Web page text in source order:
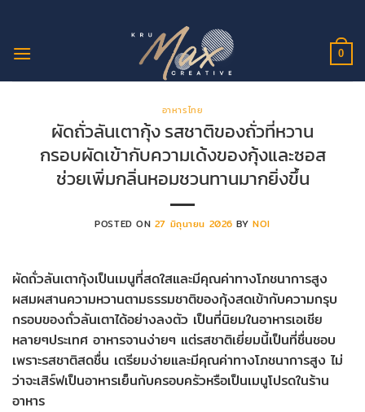
ยัง
0
อาหารไทย
ผัดถั่วลันเตากุ้ง รสชาติของถั่วที่หวาน
กรอบผัดเข้ากับความเด้งของกุ้งและซอส
ช่วยเพิ่มกลิ่นหอมชวนทานมากยิ่งขึ้น
POSTED ON 27 มิถุนายน 2026 BY NOI
ผัดถั่วลันเตากุ้งเป็นเมนูที่สดใสและมีคุณค่าทางโภชนาการสูง
ผสมผสานความหวานตามธรรมชาติของกุ้งสดเข้ากับความกรุบ
กรอบของถั่วลันเตาได้อย่างลงตัว เป็นที่นิยมในอาหารเอเชีย
หลายๆประเทศ อาหารจานง่ายๆ แต่รสชาติเยี่ยมนี้เป็นที่ชื่นชอบ
เพราะรสชาติสดชื่น เตรียมง่ายและมีคุณค่าทางโภชนาการสูง ไม่
ว่าจะเสิร์ฟเป็นอาหารเย็นกับครอบครัวหรือเป็นเมนูโปรดในร้าน
อาหาร